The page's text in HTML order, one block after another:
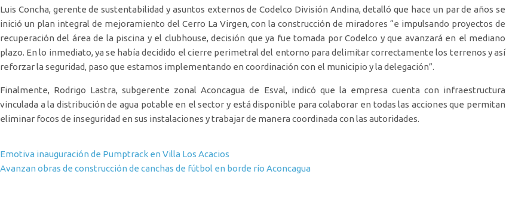
Luis Concha, gerente de sustentabilidad y asuntos externos de Codelco División Andina, detalló que hace un par de años se
inició un plan integral de mejoramiento del Cerro La Virgen, con la construcción de miradores “e impulsando proyectos de
recuperación del área de la piscina y el clubhouse, decisión que ya fue tomada por Codelco y que avanzará en el mediano
plazo. En lo inmediato, ya se había decidido el cierre perimetral del entorno para delimitar correctamente los terrenos y así
reforzar la seguridad, paso que estamos implementando en coordinación con el municipio y la delegación”.
Finalmente, Rodrigo Lastra, subgerente zonal Aconcagua de Esval, indicó que la empresa cuenta con infraestructura
vinculada a la distribución de agua potable en el sector y está disponible para colaborar en todas las acciones que permitan
eliminar focos de inseguridad en sus instalaciones y trabajar de manera coordinada con las autoridades.
Navegación de entradas
Emotiva inauguración de Pumptrack en Villa Los Acacios
Avanzan obras de construcción de canchas de fútbol en borde río Aconcagua